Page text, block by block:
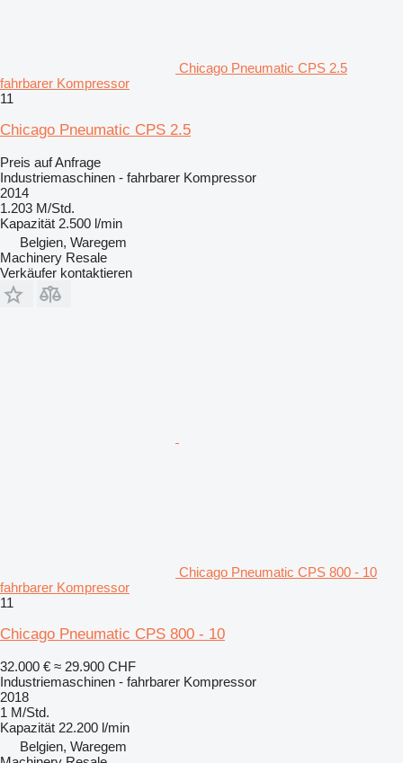
Chicago Pneumatic CPS 2.5
fahrbarer Kompressor
11
Chicago Pneumatic CPS 2.5
Preis auf Anfrage
Industriemaschinen - fahrbarer Kompressor
2014
1.203 M/Std.
Kapazität 2.500 l/min
Belgien, Waregem
Machinery Resale
Verkäufer kontaktieren
Chicago Pneumatic CPS 800 - 10
fahrbarer Kompressor
11
Chicago Pneumatic CPS 800 - 10
32.000 € ≈ 29.900 CHF
Industriemaschinen - fahrbarer Kompressor
2018
1 M/Std.
Kapazität 22.200 l/min
Belgien, Waregem